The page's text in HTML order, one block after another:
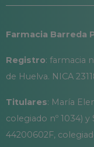
Farmacia Barreda
Registro: farmacia
de Huelva. NICA
Titulares: María
colegiado nº 1034)
44200602F,